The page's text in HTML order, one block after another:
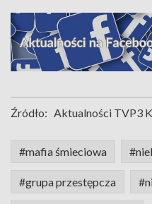
Źródło: Aktualności TVP3
#mafia śmieciowa
#grupa przestępcza